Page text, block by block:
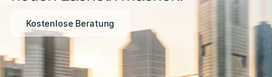
Kostenlose Beratung